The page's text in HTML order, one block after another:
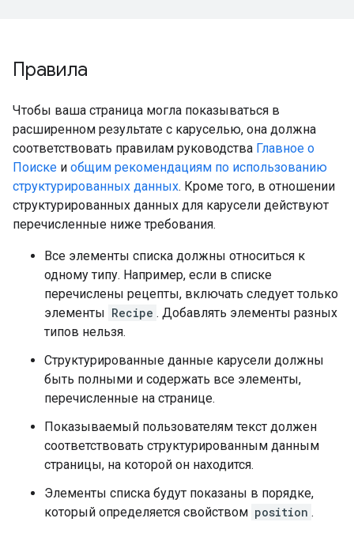
Правила
Чтобы ваша страница могла показываться в
расширенном результате с каруселью, она должна
соответствовать правилам руководства Главное о
Поиске и общим рекомендациям по использованию
структурированных данных. Кроме того, в отношении
структурированных данных для карусели действуют
перечисленные ниже требования.
Все элементы списка должны относиться к
одному типу. Например, если в списке
перечислены рецепты, включать следует только
элементы Recipe . Добавлять элементы разных
типов нельзя.
Структурированные данные карусели должны
быть полными и содержать все элементы,
перечисленные на странице.
Показываемый пользователям текст должен
соответствовать структурированным данным
страницы, на которой он находится.
Элементы списка будут показаны в порядке,
который определяется свойством position .